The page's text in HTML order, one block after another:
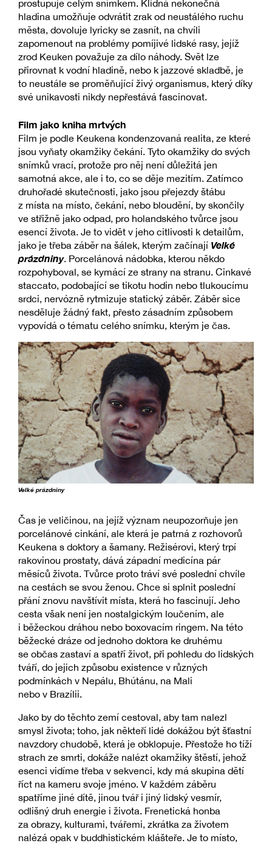
prostupuje celým snímkem. Klidná nekonečná
hladina umožňuje odvrátit zrak od neustálého ruchu
města, dovoluje lyricky se zasnít, na chvíli
zapomenout na problémy pomíjivé lidské rasy, jejíž
zrod Keuken považuje za dílo náhody. Svět lze
přirovnat k vodní hladině, nebo k jazzové skladbě, je
to neustále se proměňující živý organismus, který díky
své unikavosti nikdy nepřestává fascinovat.
Film jako kniha mrtvých
Film je podle Keukena kondenzovaná realita, ze které
jsou vyňaty okamžiky čekání. Tyto okamžiky do svých
snímků vrací, protože pro něj není důležitá jen
samotná akce, ale i to, co se děje mezitím. Zatímco
druhořadé skutečnosti, jako jsou přejezdy štábu
z místa na místo, čekání, nebo bloudění, by skončily
ve střižně jako odpad, pro holandského tvůrce jsou
esencí života. Je to vidět v jeho citlivosti k detailům,
jako je třeba záběr na šálek, kterým začínají Velké
prázdniny. Porcelánová nádobka, kterou někdo
rozpohyboval, se kymácí ze strany na stranu. Cinkavé
staccato, podobající se tikotu hodin nebo tlukoucímu
srdci, nervózně rytmizuje statický záběr. Záběr sice
nesděluje žádný fakt, přesto zásadním způsobem
vypovídá o tématu celého snímku, kterým je čas.
Velké prázdniny
Čas je veličinou, na jejíž význam neupozorňuje jen
porcelánové cinkání, ale která je patrná z rozhovorů
Keukena s doktory a šamany. Režisérovi, který trpí
rakovinou prostaty, dává západní medicína pár
měsíců života. Tvůrce proto tráví své poslední chvíle
na cestách se svou ženou. Chce si splnit poslední
přání znovu navštívit místa, která ho fascinují. Jeho
cesta však není jen nostalgickým loučením, ale
i běžeckou dráhou nebo boxovacím ringem. Na této
běžecké dráze od jednoho doktora ke druhému
se občas zastaví a spatří život, při pohledu do lidských
tváří, do jejich způsobu existence v různých
podmínkách v Nepálu, Bhútánu, na Mali
nebo v Brazílii.
Jako by do těchto zemí cestoval, aby tam nalezl
smysl života; toho, jak někteří lidé dokážou být šťastní
navzdory chudobě, která je obklopuje. Přestože ho tíží
strach ze smrti, dokáže nalézt okamžiky štěstí, jehož
esenci vidíme třeba v sekvenci, kdy má skupina dětí
říct na kameru svoje jméno. V každém záběru
spatříme jiné dítě, jinou tvář i jiný lidský vesmír,
odlišný druh energie i života. Frenetická honba
za obrazy, kulturami, tvářemi, zkrátka za životem
nalézá opak v buddhistickém klášteře. Je to místo,